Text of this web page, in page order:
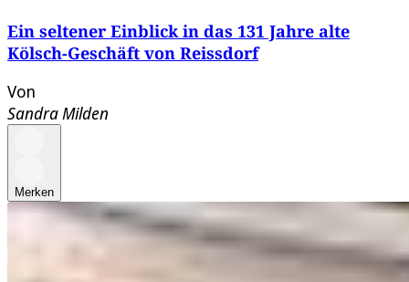
Ein seltener Einblick in das 131 Jahre alte
Kölsch-Geschäft von Reissdorf
Von
Sandra Milden
Merken